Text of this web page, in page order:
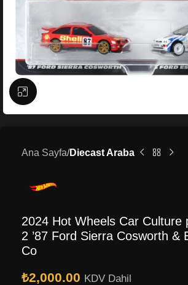
Büyütmek için tıklayın
Ana Sayfa Diecast Araba
2024 Hot Wheels Car Culture
2 ’87 Ford Sierra Cosworth &
Co
₺2,000.00 KDV Dahil